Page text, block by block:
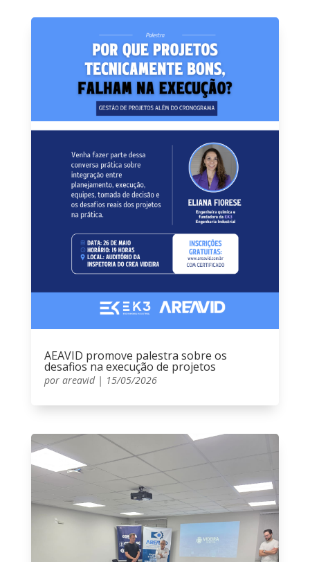
AEAVID promove palestra sobre os
desafios na execução de projetos
por areavid| 15/05/2026